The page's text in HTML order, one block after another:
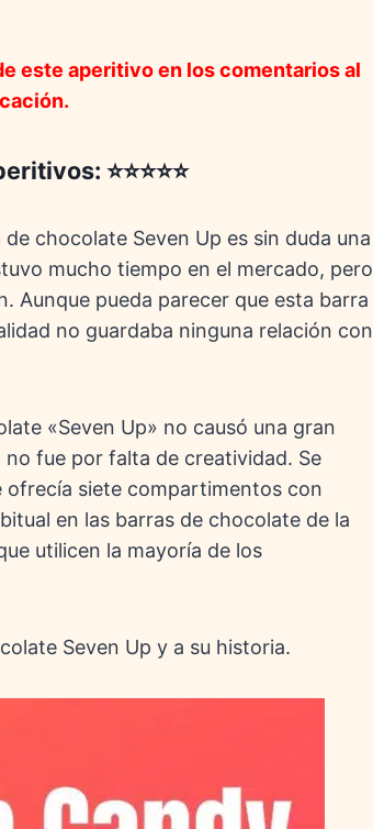
este aperitivo en los comentarios al
⭐⭐⭐⭐⭐
chocolate Seven Up es sin duda una
mucho tiempo en el mercado, pero
Aunque pueda parecer que esta barra
no guardaba ninguna relación con
«Seven Up» no causó una gran
fue por falta de creatividad. Se
ofrecía siete compartimentos con
en las barras de chocolate de la
utilicen la mayoría de los
Seven Up y a su historia.